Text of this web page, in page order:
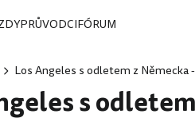
PRŮVODCIFÓRUM
Los Angeles s odletem z Německa
s